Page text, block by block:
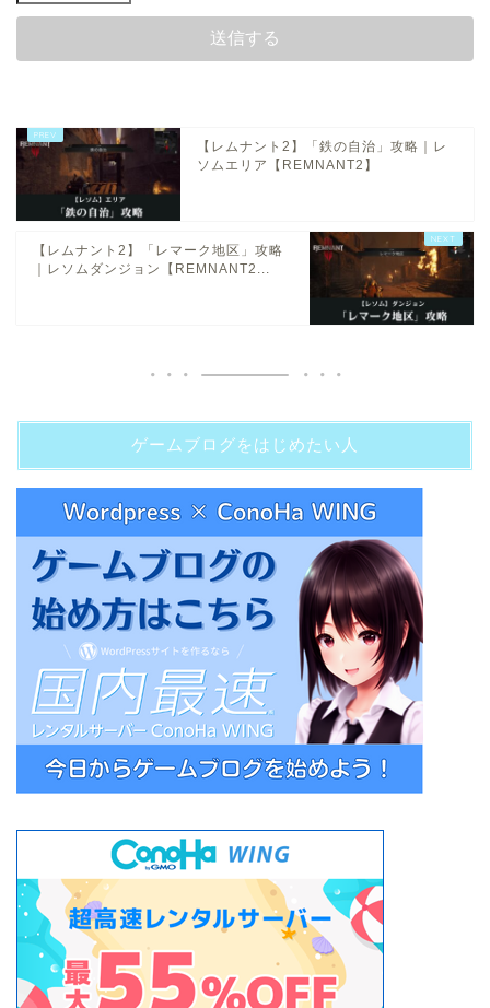
【レムナント2】「鉄の自治」攻略｜レ
ソムエリア【REMNANT2】
【レムナント2】「レマーク地区」攻略
｜レソムダンジョン【REMNANT2...
ゲームブログをはじめたい人